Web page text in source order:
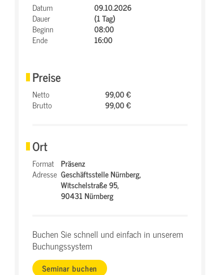
Datum
09.10.2026
Dauer
(1 Tag)
Beginn
08:00
Ende
16:00
Preise
Netto
99,00 €
Brutto
99,00 €
Ort
Format Präsenz
Adresse Geschäftsstelle Nürnberg,
Witschelstraße 95,
90431 Nürnberg
Buchen Sie schnell und einfach in unserem
Buchungssystem
Seminar buchen